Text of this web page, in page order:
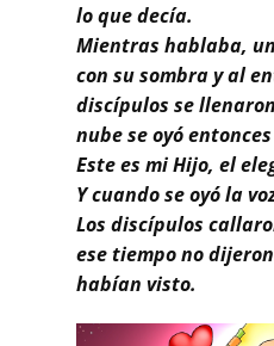
lo que decía.
Mientras hablaba,
con su sombra y al
discípulos se
nube se oyó
Este es mi Hijo, el
Y cuando se oyó la
Los discípulos
ese tiempo no
habían visto.